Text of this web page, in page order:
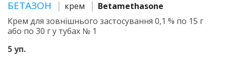
БЕТАЗОН крем
Betamethasone
Крем для зовнішнього застосування 0,1 % по 15 г
або по 30 г у тубах № 1
5 уп.